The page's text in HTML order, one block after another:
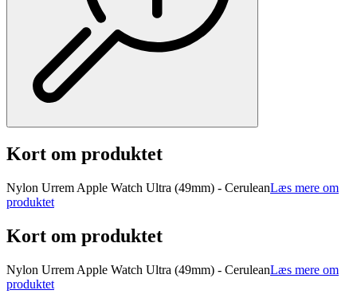
Kort om produktet
Nylon Urrem Apple Watch Ultra (49mm) - CeruleanLæs mere om
produktet
Kort om produktet
Nylon Urrem Apple Watch Ultra (49mm) - CeruleanLæs mere om
produktet